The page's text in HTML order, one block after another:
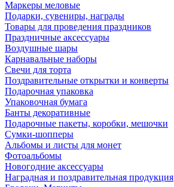
Маркеры меловые
Подарки, сувениры, награды
Товары для проведения праздников
Праздничные аксессуары
Воздушные шары
Карнавальные наборы
Свечи для торта
Поздравительные открытки и конверты
Подарочная упаковка
Упаковочная бумага
Банты декоративные
Подарочные пакеты, коробки, мешочки
Сумки-шопперы
Альбомы и листы для монет
Фотоальбомы
Новогодние аксессуары
Наградная и поздравительная продукция